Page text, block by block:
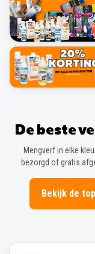
De beste
Mengverf in elke
bezorgd of gratis
Bekijk de